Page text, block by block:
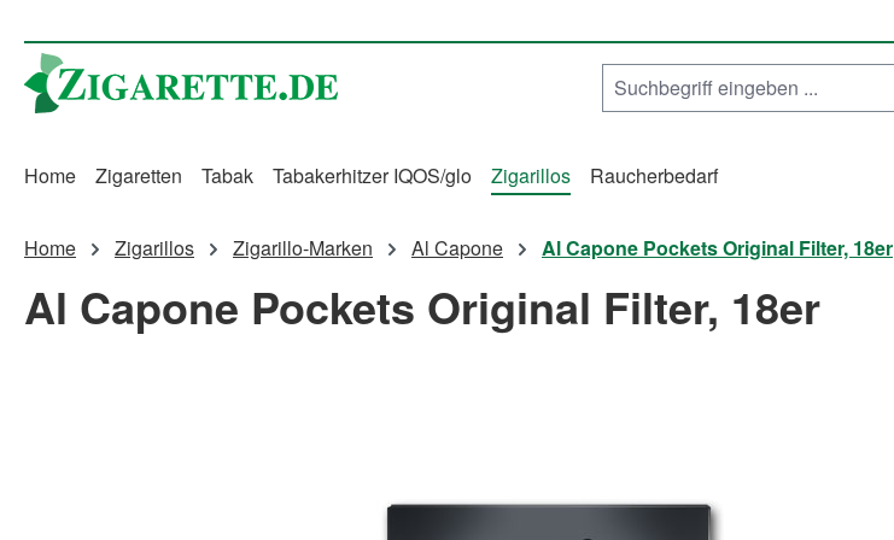
Home Zigaretten Tabak Tabakerhitzer IQOS/glo Zigarillos Raucherbedarf
Home Zigarillos Zigarillo-Marken Al Capone Al Capone Pockets Original Filter, 18er
Al Capone Pockets Original Filter, 18er